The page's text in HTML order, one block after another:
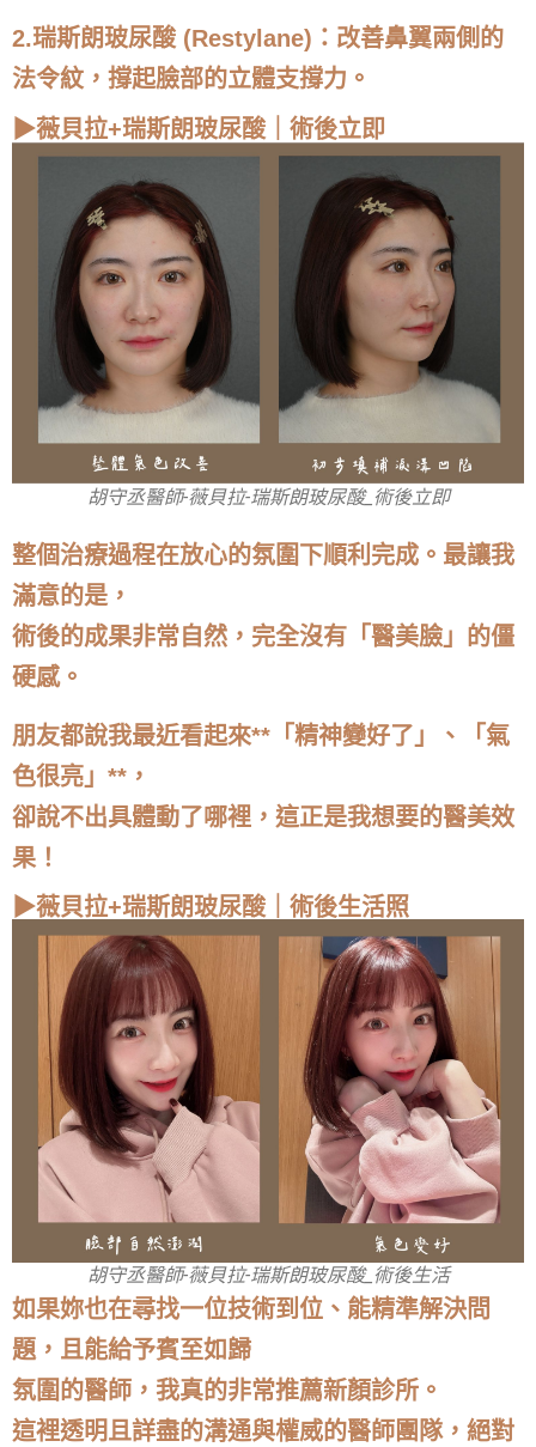
2.瑞斯朗玻尿酸 (Restylane)：改善鼻翼兩側的
法令紋，撐起臉部的立體支撐力。
▶薇貝拉+瑞斯朗玻尿酸｜術後立即
胡守丞醫師-薇貝拉-瑞斯朗玻尿酸_術後立即
整個治療過程在放心的氛圍下順利完成。最讓我
滿意的是，
術後的成果非常自然，完全沒有「醫美臉」的僵
硬感。
朋友都說我最近看起來**「精神變好了」、「氣
色很亮」**，
卻說不出具體動了哪裡，這正是我想要的醫美效
果！
▶薇貝拉+瑞斯朗玻尿酸｜術後生活照
胡守丞醫師-薇貝拉-瑞斯朗玻尿酸_術後生活
如果妳也在尋找一位技術到位、能精準解決問
題，且能給予賓至如歸
氛圍的醫師，我真的非常推薦新顏診所。
這裡透明且詳盡的溝通與權威的醫師團隊，絕對